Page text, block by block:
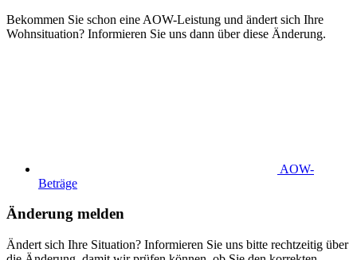
Bekommen Sie schon eine AOW-Leistung und ändert sich Ihre
Wohnsituation? Informieren Sie uns dann über diese Änderung.
AOW-
Beträge
Änderung melden
Ändert sich Ihre Situation? Informieren Sie uns bitte rechtzeitig über